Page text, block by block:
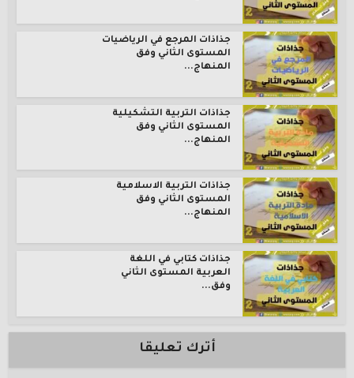
جذاذات المرجع في الرياضيات
المستوى الثاني وفق
المنهاج...
جذاذات التربية التشكيلية
المستوى الثاني وفق
المنهاج...
جذاذات التربية الاسلامية
المستوى الثاني وفق
المنهاج...
جذاذات كتابي في اللغة
العربية المستوى الثاني
وفق...
أترك تعليقا